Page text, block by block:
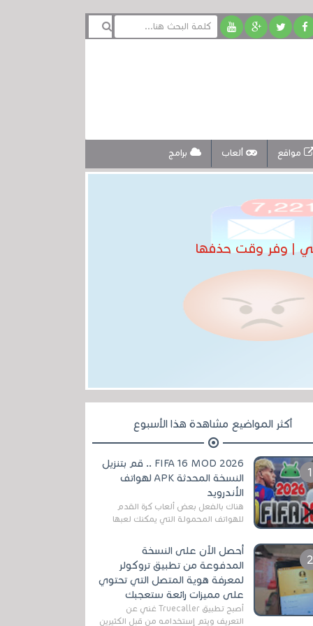
مواقع ألعاب برامج
| وفر وقت حذفها
أكثر المواضيع مشاهدة هذا الأسبوع
FIFA 16 MOD 2026 .. قم بتنزيل
النسخة المحدثة APK لهواتف
الأندرويد
هناك بالفعل بعض ألعاب كرة القدم
للهواتف المحمولة التي يمكنك لعبها
مثل EA Sports ...
أحصل الآن على النسخة
المدفوعة من تطبيق تروكولر
لمعرفة هوية المتصل التي تحتوي
على مميزات رائعة ستعجبك
أصبح تطبيق Truecaller غني عن
التعريف ويتم إستخدامه من قبل الكثيرين